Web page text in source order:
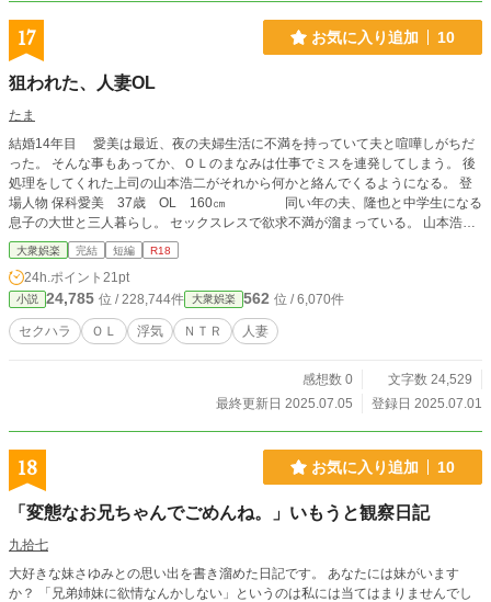
17 お気に入り追加 10
狙われた、人妻OL
たま
結婚14年目 愛美は最近、夜の夫婦生活に不満を持っていて夫と喧嘩しがちだ
った。 そんな事もあってか、ＯＬのまなみは仕事でミスを連発してしまう。 後
処理をしてくれた上司の山本浩二がそれから何かと絡んでくるようになる。 登
場人物 保科愛美 37歳 OL 160㎝ 同い年の夫、隆也と中学生になる
息子の大世と三人暮らし。 セックスレスで欲求不満が溜まっている。 山本浩
二 44歳 171㎝ 愛美の会社の上司、愛美のミスのフォローをしたことがきっ
かけで何かと絡んでくるようになった。 普段からジムで体を鍛えているらし
い。 作中の()は心の声です。
大衆娯楽 完結 短編 R18
24h.ポイント 21pt
小説 24,785 位 / 228,744件 大衆娯楽 562 位 / 6,070件
セクハラ ＯＬ 浮気 ＮＴＲ 人妻
感想数 0
文字数 24,529
最終更新日 2025.07.05
登録日 2025.07.01
18 お気に入り追加 10
「変態なお兄ちゃんでごめんね。」いもうと観察日記
九拾七
大好きな妹さゆみとの思い出を書き溜めた日記です。 あなたには妹がいます
か？ 「兄弟姉妹に欲情なんかしない」というのは私には当てはまりませんでし